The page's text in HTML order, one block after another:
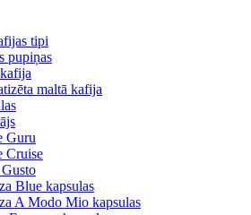
tipi
pupiņas
maltā kafija
Guru
Cruise
Blue kapsulas
A Modo Mio kapsulas